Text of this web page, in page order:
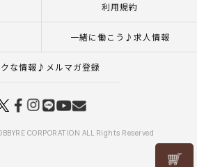
リリヤン
利用規約
一緒に働こう♪求人情報
な情報♪メルマガ登録
CORPORATION ALL Rights Reserved